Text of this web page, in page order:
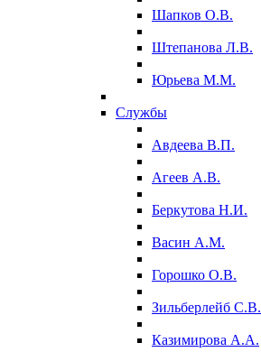
Шапков О.В.
Штепанова Л.В.
Юрьева М.М.
Службы
Авдеева В.П.
Агеев А.В.
Беркутова Н.И.
Васин А.М.
Горошко О.В.
Зильберлейб С.В.
Казимирова А.А.